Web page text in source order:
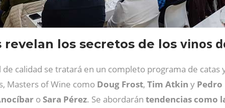
los secretos de los vinos
calidad se tratará en un completo programa de
Masters of Wine como Doug Frost, Tim Atkin y Pedro
oSara Pérez. Se abordarán tendencias como